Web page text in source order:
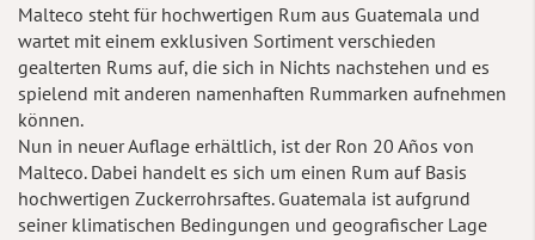
Malteco steht für hochwertigen Rum aus Guatemala und
wartet mit einem exklusiven Sortiment verschieden
gealterten Rums auf, die sich in Nichts nachstehen und es
spielend mit anderen namenhaften Rummarken aufnehmen
können.
Nun in neuer Auflage erhältlich, ist der Ron 20 Años von
Malteco. Dabei handelt es sich um einen Rum auf Basis
hochwertigen Zuckerrohrsaftes. Guatemala ist aufgrund
seiner klimatischen Bedingungen und geografischer Lage